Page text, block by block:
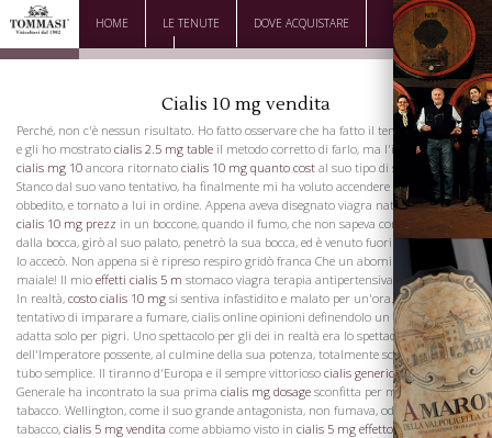
HOME LE TENUTE DOVE ACQUISTARE
DOWNLOAD CONTATTI
Cialis 10 mg vendita
Perché, non c'è nessun risultato. Ho fatto osservare che ha fatto il tentativo di male,
e gli ho mostrato cialis 2.5 mg table il metodo corretto di farlo, ma l'imperatore
cialis mg 10 ancora ritornato cialis 10 mg quanto cost al suo tipo di sbadigli.
Stanco dal suo vano tentativo, ha finalmente mi ha voluto accendere la pipa. Ho
obbedito, e tornato a lui in ordine. Appena aveva disegnato viagra naturale napoli
cialis 10 mg prezz in un boccone, quando il fumo, che non sapeva come espellere
dalla bocca, girò al suo palato, penetrò la sua bocca, ed è venuto fuori dal suo naso e
lo accecò. Non appena si è ripreso respiro gridò franca Che un abominio! Oh, il
maiale! Il mio effetti cialis 5 m stomaco viagra terapia antipertensiva si trasforma!
In realtà, costo cialis 10 mg si sentiva infastidito e malato per un'ora. Ha dato il suo
tentativo di imparare a fumare, cialis online opinioni definendolo un abitudine
adatta solo per pigri. Uno spettacolo per gli dei in realtà era lo spettacolo
dell'Imperatore possente, al culmine della sua potenza, totalmente sconfitto dal
tubo semplice. Il tiranno d'Europa e il sempre vittorioso cialis generico 40 mg
Generale ha incontrato la sua prima cialis mg dosage sconfitta per mano di
tabacco. Wellington, come il suo grande antagonista, non fumava, odiando il
tabacco, cialis 5 mg vendita come abbiamo visto in cialis 5 mg effettoprecedenza.
La Famiglia